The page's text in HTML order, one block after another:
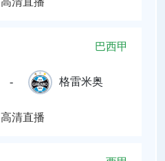
巴西甲
- 格雷米奥
高清直播